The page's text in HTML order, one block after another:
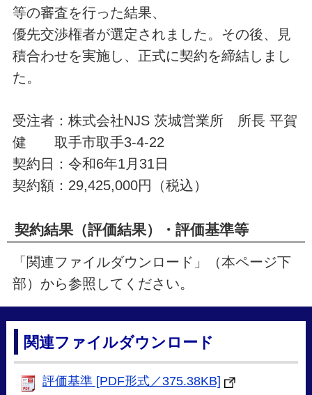
等の審査を行った結果、
優先交渉権者が選定されました。その後、見
積合わせを実施し、正式に契約を締結しまし
た。
受注者：株式会社NJS 茨城営業所 所長 平賀
健 取手市取手3-4-22
契約日：令和6年1月31日
契約額：29,425,000円（税込）
契約結果（評価結果）・評価基準等
「関連ファイルダウンロード」（本ページ下
部）から参照してください。
関連ファイルダウンロード
評価基準 [PDF形式／375.38KB]